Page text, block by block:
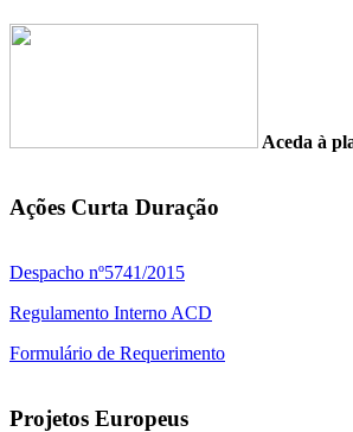
Aceda à
Ações Curta Duração
Despacho nº5741/2015
Regulamento Interno ACD
Formulário de Requerimento
Projetos Europeus